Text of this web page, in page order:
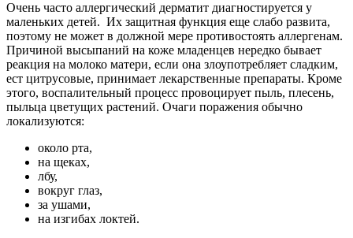
Очень часто аллергический дерматит диагностируется у
маленьких детей. Их защитная функция еще слабо развита,
поэтому не может в должной мере противостоять аллергенам.
Причиной высыпаний на коже младенцев нередко бывает
реакция на молоко матери, если она злоупотребляет сладким,
ест цитрусовые, принимает лекарственные препараты. Кроме
этого, воспалительный процесс провоцирует пыль, плесень,
пыльца цветущих растений. Очаги поражения обычно
локализуются:
около рта,
на щеках,
лбу,
вокруг глаз,
за ушами,
на изгибах локтей.